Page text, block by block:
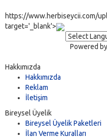
https://www.herbiseycii.com/
target='_blank'>
Powered by
Hakkımızda
Hakkımızda
Reklam
İletişim
Bireysel Üyelik
Bireysel Üyelik Paketleri
İlan Verme Kuralları